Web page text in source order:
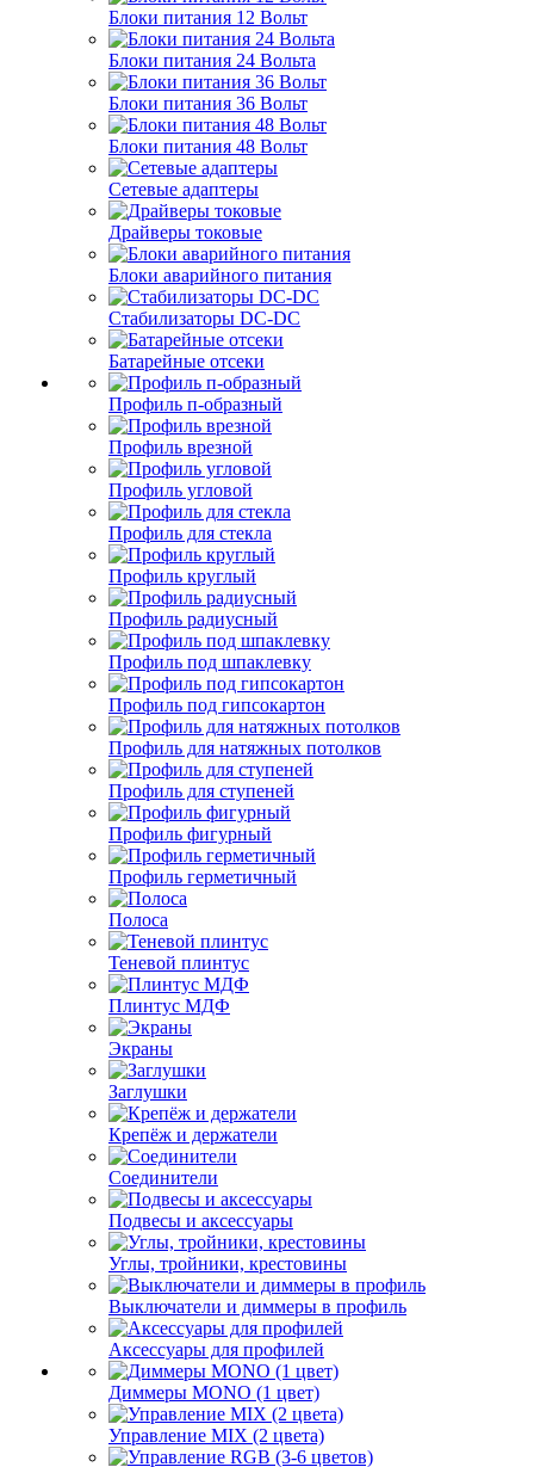
Блоки питания 12 Вольт
Блоки питания 24 Вольта
Блоки питания 36 Вольт
Блоки питания 48 Вольт
Сетевые адаптеры
Драйверы токовые
Блоки аварийного питания
Стабилизаторы DC-DC
Батарейные отсеки
Профиль п-образный
Профиль врезной
Профиль угловой
Профиль для стекла
Профиль круглый
Профиль радиусный
Профиль под шпаклевку
Профиль под гипсокартон
Профиль для натяжных потолков
Профиль для ступеней
Профиль фигурный
Профиль герметичный
Полоса
Теневой плинтус
Плинтус МДФ
Экраны
Заглушки
Крепёж и держатели
Соединители
Подвесы и аксессуары
Углы, тройники, крестовины
Выключатели и диммеры в профиль
Аксессуары для профилей
Диммеры MONO (1 цвет)
Управление MIX (2 цвета)